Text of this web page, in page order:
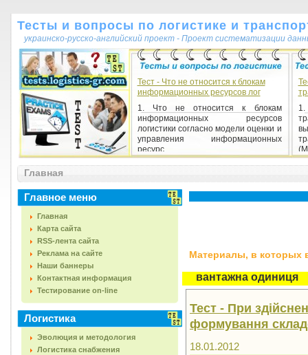
Тесты и вопросы по логистике и
украинско-русско-английский проект - Проект систематизации
Тест - Что не относится к блокам
информационных ресурсов лог
1. Что не относится к блокам
информационных ресурсов
логистики согласно модели оценки и
управления информационных
ресурс...
Главная
Главное меню
Главная
Карта сайта
RSS-лента сайта
Реклама на сайте
Наши баннеры
Контактная информация
Тестирование on-line
Логистика
Эволюция и методология
Логистика снабжения
Материалы, в которых
вантажна одиниця
Тест - При
формування
18.01.2012